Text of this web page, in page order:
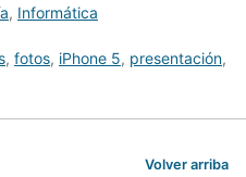
, Informática
, fotos, iPhone 5, presentación,
Volver arriba